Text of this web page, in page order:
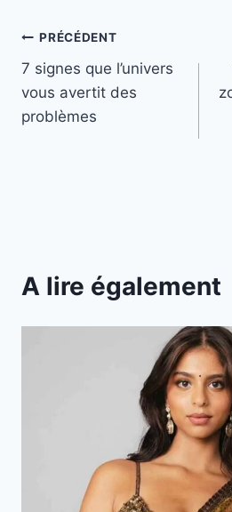
Navigation
de
l’article
PRÉCÉDENT
7 signes que l’univers
vous avertit des
problèmes
A lire également